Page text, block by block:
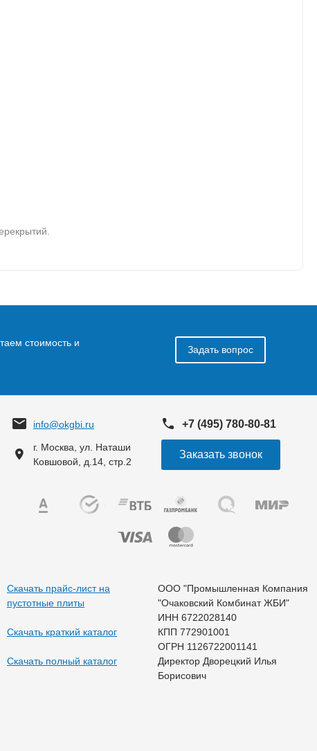
стоимость и
Задать вопрос
info@okgbi.ru +7 (495) 780-80-81
г. Москва, ул. Наташи
Ковшовой, д.14, стр.2
Заказать звонок
Скачать прайс-лист на
пустотные плиты
Скачать краткий каталог
Скачать полный каталог
ООО "Промышленная Компания
"Очаковский Комбинат ЖБИ"
ИНН 6722028140
КПП 772901001
ОГРН 1126722001141
Директор Дворецкий Илья
Борисович